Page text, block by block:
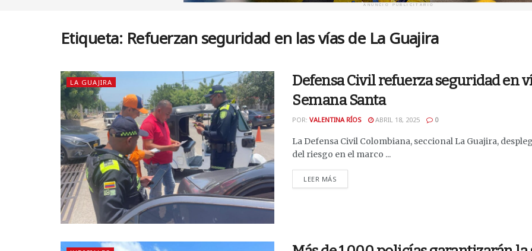
ANUNCIO PUBLICITARIO
Etiqueta: Refuerzan seguridad en las vías de La Guajira
LA GUAJIRA
Defensa Civil refuerza seguridad en
Semana Santa
POR: VALENTINA RÍOS ABRIL 18, 2025 0
La Defensa Civil Colombiana, seccional La Guajira,
del riesgo en el marco ...
LEER MÁS